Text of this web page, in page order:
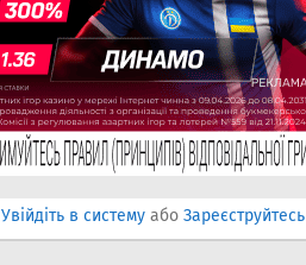
Увійдіть в систему або Зареєструйтесь